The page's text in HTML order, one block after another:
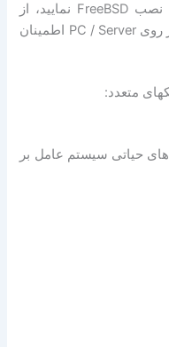
لطفا قبل از اینکه اقدام به نصب FreeBSD نمایید، از
وجود حداقل ۲ هارد دیسک بر روی PC / Server اطمینان
متعدد:
های حیاتی سیستم عامل بر